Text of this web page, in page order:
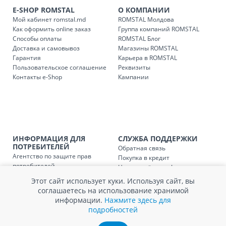
Доставки осуществляются:
понедельник – пятница: с 09:00 до 17:00.
Код
SER08409
SER08410
Доставка поКишиневу для заказов
Доставка по
пригородам для заказов
E-SHOP ROMSTAL
Мой кабинет romstal.md
Как оформить online заказ
Способы оплаты
Доставка и самовывоз
Гарантия
Пользовательское соглашение
Контакты e-Shop
О КОМПАНИИ
ROMSTAL Молдова
Группа компаний ROMSTAL
ROMSTAL Блог
Магазины ROMSTAL
Карьера в ROMSTAL
Реквизиты
Кампании
ИНФОРМАЦИЯ ДЛЯ
ПОТРЕБИТЕЛЕЙ
Агентство по защите прав
потребителей
персональных данных
Политика cookie
СЛУЖБА ПОДДЕРЖКИ
Обратная связь
Покупка в кредит
Нам не всё равно!
Обмен и возврат
Вопросы и ответы
Сервисный центр
Сервис ECOSOFT
Контакты
Этот сайт использует куки. Используя сайт, вы
соглашаетесь на использование хранимой
информации. Нажмите здесь для
подробностей